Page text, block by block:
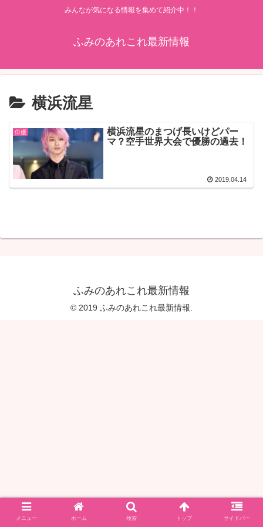
みんなが気になる情報を集めて紹介中！！
ふみのあれこれ最新情報
横浜流星
俳優
横浜流星のまつげ長いけどパー
マ？空手世界大会で優勝の過去！
2019.04.14
ふみのあれこれ最新情報
© 2019 ふみのあれこれ最新情報.
メニュー ホーム 検索 トップ サイドバー